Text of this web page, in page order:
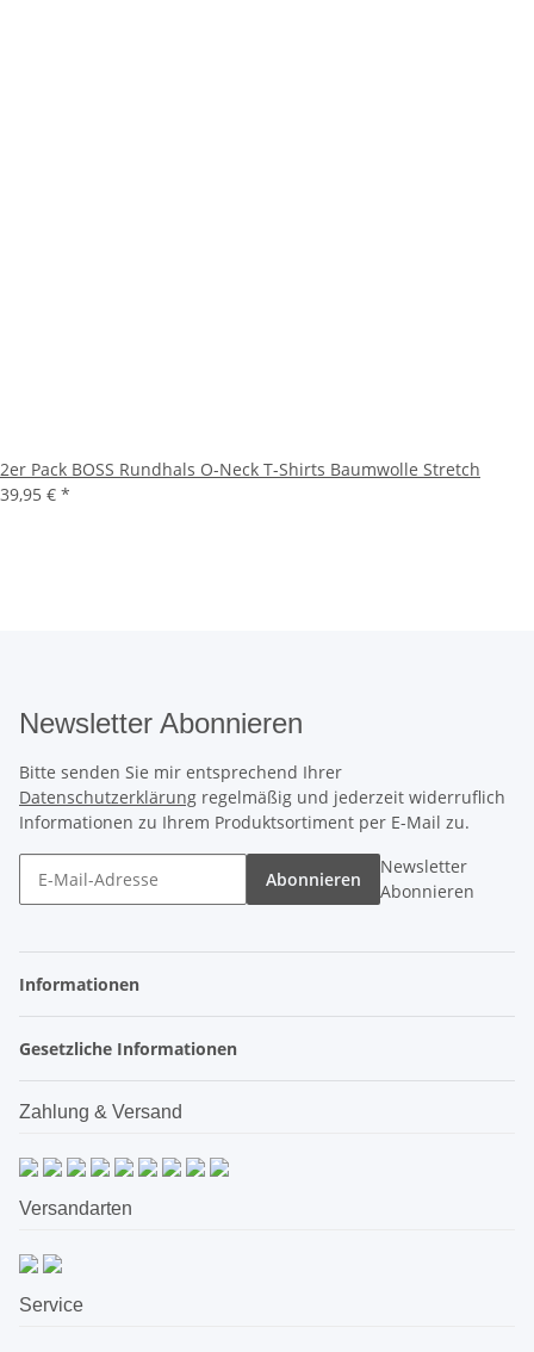
2er Pack BOSS Rundhals O-Neck T-Shirts Baumwolle Stretch
39,95 € *
Newsletter Abonnieren
Bitte senden Sie mir entsprechend Ihrer
Datenschutzerklärung regelmäßig und jederzeit widerruflich
Informationen zu Ihrem Produktsortiment per E-Mail zu.
Abonnieren
Newsletter
Abonnieren
Informationen
Gesetzliche Informationen
Zahlung & Versand
Versandarten
Service